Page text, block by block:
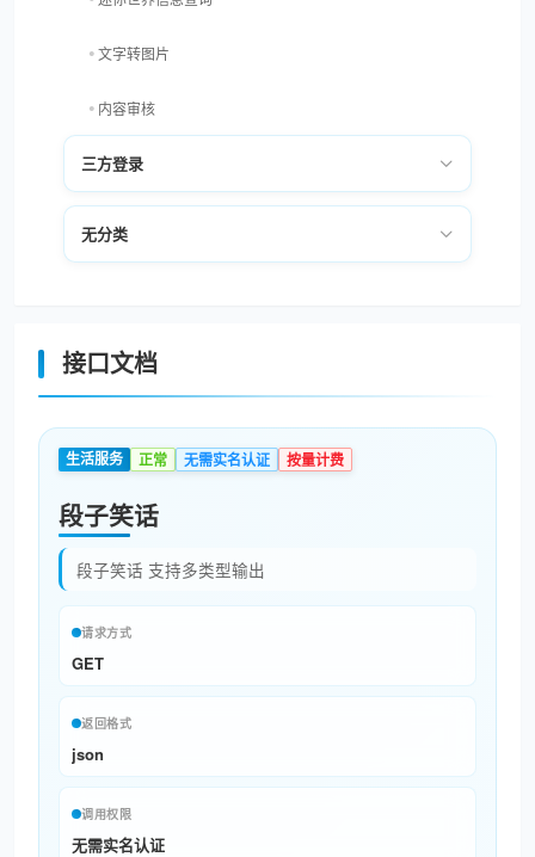
文字转图片
内容审核
全国高等学校名单
人脸检测
图片审核
12306车站大屏
经期智能预测
多语种翻译
三方登录
无分类
接口文档
生活服务 正常 无需实名认证 按量计费
段子笑话
段子笑话 支持多类型输出
请求方式
GET
返回格式
json
调用权限
无需实名认证